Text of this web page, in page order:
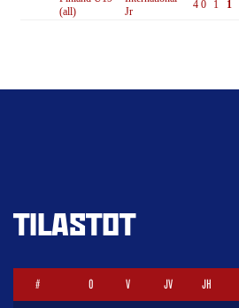
TILASTOT
# O V JV JH